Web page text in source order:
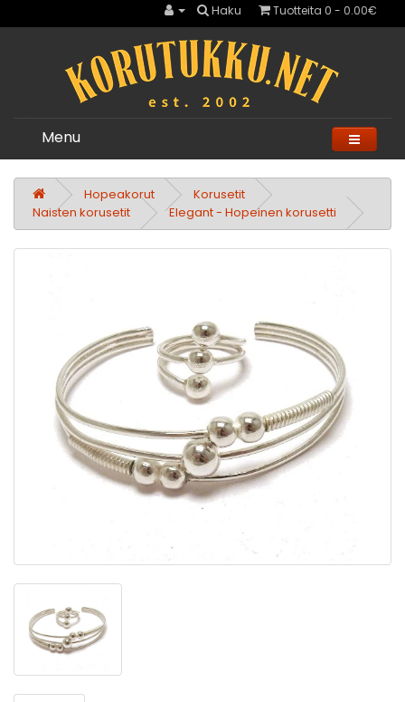
Haku Tuotteita 0 - 0.00€
Menu
Hopeakorut
Korusetit
Naisten korusetit
Elegant - Hopeinen korusetti